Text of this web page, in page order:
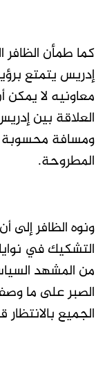
كما طمأن الظافر
إدريس يتمتع
معاونيه لا
العلاقة بين
ومسافة محسوبة
المطروحة.
ونوه الظافر إلى
التشكيك في
من المشهد
الصبر على ما
الجميع